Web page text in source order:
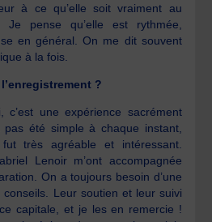
à ce qu’elle soit vraiment au
pense qu’elle est rythmée,
en général. On me dit souvent
à la fois.
?
une expérience sacrément
pas été simple à chaque instant,
très agréable et intéressant.
Lenoir m’ont accompagnée
On a toujours besoin d’une
Leur soutien et leur suivi
capitale, et je les en remercie !